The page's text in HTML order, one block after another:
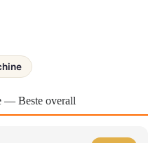
— Beste overall